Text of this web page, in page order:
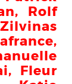
Rolf
Fleur